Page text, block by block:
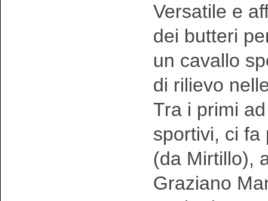
Versatile e
dei butteri
un cavallo
di rilievo
Tra i primi
sportivi, ci fa
(da Mirtillo),
Graziano